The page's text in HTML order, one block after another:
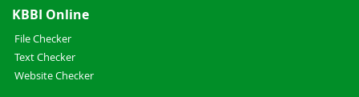
KBBI Online
File Checker
Text Checker
Website Checker